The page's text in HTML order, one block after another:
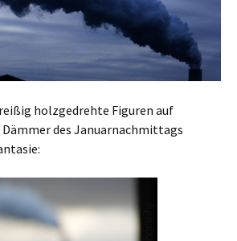
holzgedrehte Figuren auf
des Januarnachmittags